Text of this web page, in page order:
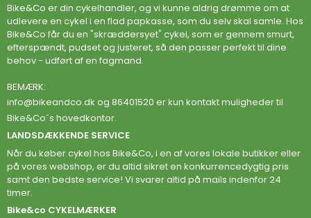
Bike&Co er din cykelhandler, og vi kunne aldrig drømme om at
udlevere en cykel i en flad papkasse, som du selv skal samle. Hos
Bike&Co får du en "skræddersyet" cykel, som er gennem smurt,
efterspændt, pudset og justeret, så den passer perfekt til dine
behov - udført af en fagmand.
BEMÆRK:
info@bikeandco.dk og 86401520 er kun kontakt muligheder til
Bike&Co´s hovedkontor.
LANDSDÆKKENDE SERVICE
Når du køber cykel hos Bike&Co, i en af vores lokale butikker eller
på vores webshop, er du altid sikret en konkurrencedygtig pris
samt den bedste service! Vi svarer altid på mails indenfor 24
timer.
Bike&co CYKELMÆRKER